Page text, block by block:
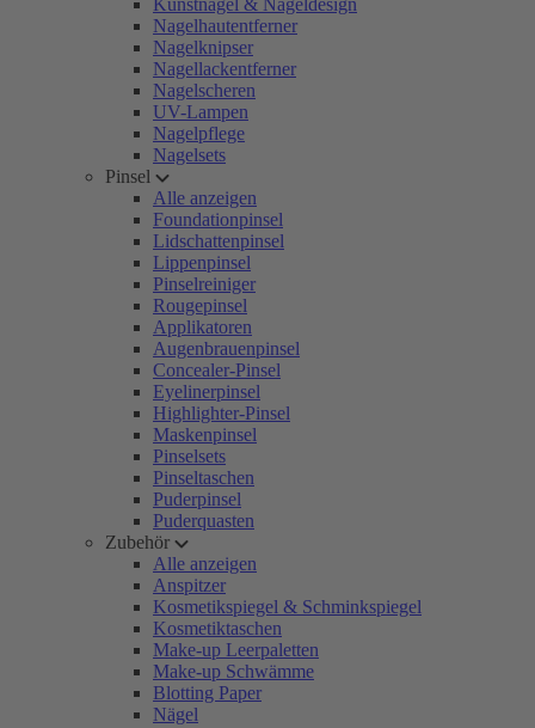
Kunstnägel & Nageldesign
Nagelhautentferner
Nagelknipser
Nagellackentferner
Nagelscheren
UV-Lampen
Nagelpflege
Nagelsets
Pinsel
Alle anzeigen
Foundationpinsel
Lidschattenpinsel
Lippenpinsel
Pinselreiniger
Rougepinsel
Applikatoren
Augenbrauenpinsel
Concealer-Pinsel
Eyelinerpinsel
Highlighter-Pinsel
Maskenpinsel
Pinselsets
Pinseltaschen
Puderpinsel
Puderquasten
Zubehör
Alle anzeigen
Anspitzer
Kosmetikspiegel & Schminkspiegel
Kosmetiktaschen
Make-up Leerpaletten
Make-up Schwämme
Blotting Paper
Nägel